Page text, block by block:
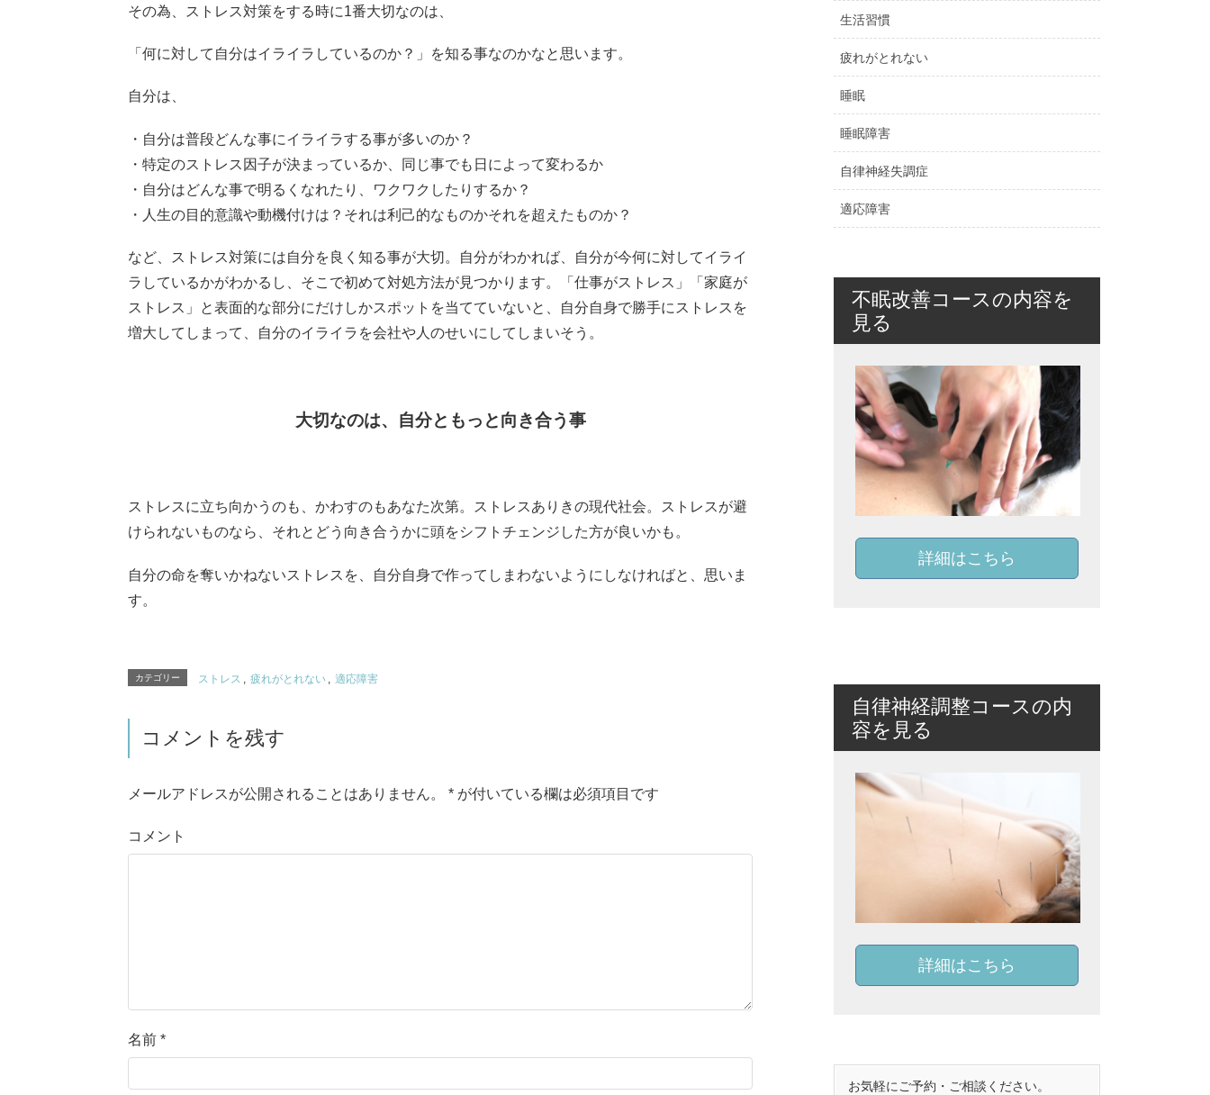
その為、ストレス対策をする時に1番大切なのは、
「何に対して自分はイライラしているのか？」を知る事なのかなと思います。
自分は、
・自分は普段どんな事にイライラする事が多いのか？
・特定のストレス因子が決まっているか、同じ事でも日によって変わるか
・自分はどんな事で明るくなれたり、ワクワクしたりするか？
・人生の目的意識や動機付けは？それは利己的なものかそれを超えたものか？
など、ストレス対策には自分を良く知る事が大切。自分がわかれば、自分が今何に対してイライ
ラしているかがわかるし、そこで初めて対処方法が見つかります。「仕事がストレス」「家庭が
ストレス」と表面的な部分にだけしかスポットを当てていないと、自分自身で勝手にストレスを
増大してしまって、自分のイライラを会社や人のせいにしてしまいそう。
大切なのは、自分ともっと向き合う事
ストレスに立ち向かうのも、かわすのもあなた次第。ストレスありきの現代社会。ストレスが避
けられないものなら、それとどう向き合うかに頭をシフトチェンジした方が良いかも。
自分の命を奪いかねないストレスを、自分自身で作ってしまわないようにしなければと、思いま
す。
カテゴリー ストレス , 疲れがとれない , 適応障害
コメントを残す
メールアドレスが公開されることはありません。 * が付いている欄は必須項目です
コメント
名前 *
生活習慣
疲れがとれない
睡眠
睡眠障害
自律神経失調症
適応障害
不眠改善コースの内容を
見る
詳細はこちら
自律神経調整コースの内
容を見る
詳細はこちら
お気軽にご予約・ご相談ください。